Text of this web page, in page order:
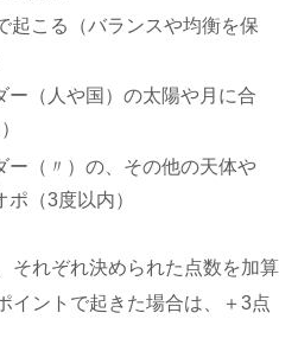
起こる（バランスや均衡を保
ー（人や国）の太陽や月に合
ー（〃）の、その他の天体や
（3度以内）
それぞれ決められた点数を加算
イントで起きた場合は、＋3点